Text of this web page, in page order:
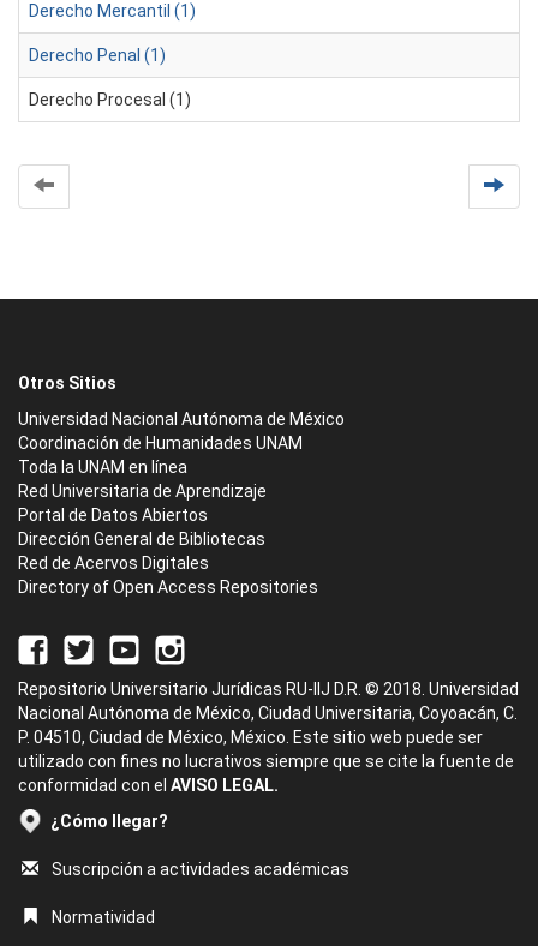
Derecho Mercantil (1)
Derecho Penal (1)
Derecho Procesal (1)
Otros Sitios
Universidad Nacional Autónoma de México
Coordinación de Humanidades UNAM
Toda la UNAM en línea
Red Universitaria de Aprendizaje
Portal de Datos Abiertos
Dirección General de Bibliotecas
Red de Acervos Digitales
Directory of Open Access Repositories
Repositorio Universitario Jurídicas RU-IIJ D.R. © 2018. Universidad
Nacional Autónoma de México, Ciudad Universitaria, Coyoacán, C.
P. 04510, Ciudad de México, México. Este sitio web puede ser
utilizado con fines no lucrativos siempre que se cite la fuente de
conformidad con el AVISO LEGAL.
¿Cómo llegar?
Suscripción a actividades académicas
Normatividad